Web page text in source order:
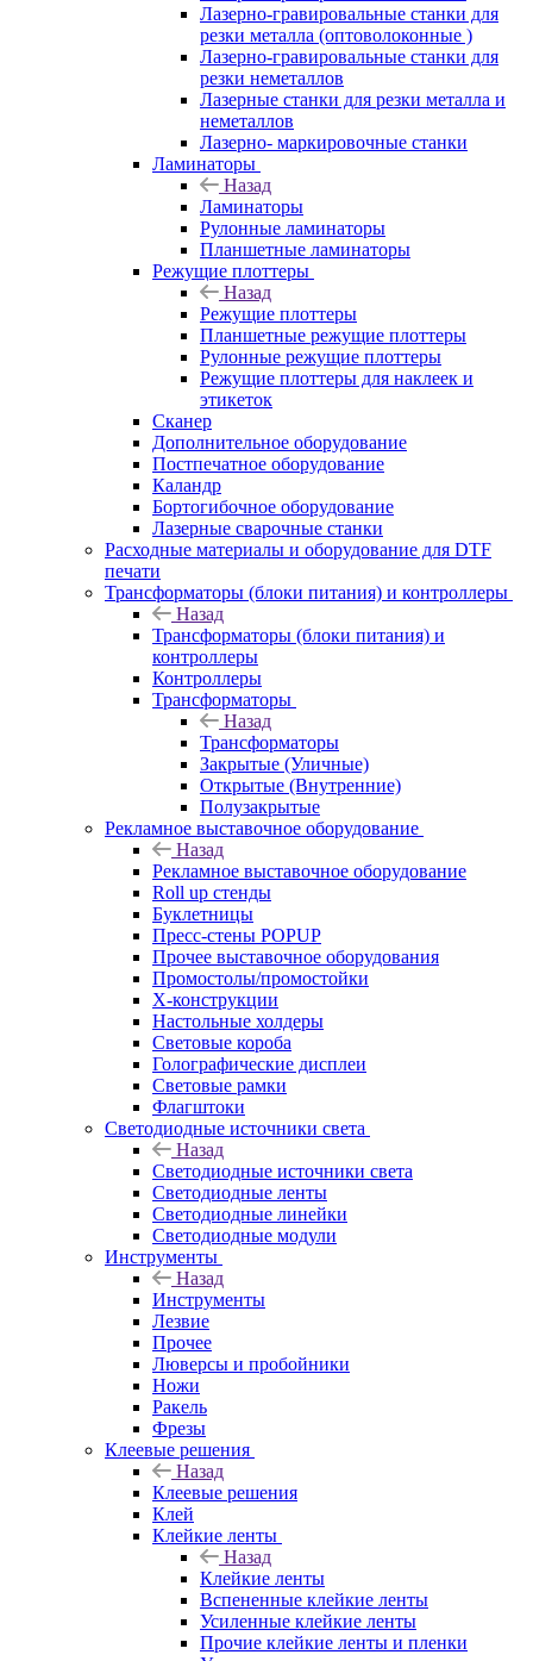
Лазерно-гравировальные станки для
резки металла (оптоволоконные )
Лазерно-гравировальные станки для
резки неметаллов
Лазерные станки для резки металла и
неметаллов
Лазерно- маркировочные станки
Ламинаторы
Назад
Ламинаторы
Рулонные ламинаторы
Планшетные ламинаторы
Режущие плоттеры
Назад
Режущие плоттеры
Планшетные режущие плоттеры
Рулонные режущие плоттеры
Режущие плоттеры для наклеек и
этикеток
Сканер
Дополнительное оборудование
Постпечатное оборудование
Каландр
Бортогибочное оборудование
Лазерные сварочные станки
Расходные материалы и оборудование для DTF
печати
Трансформаторы (блоки питания) и контроллеры
Назад
Трансформаторы (блоки питания) и
контроллеры
Контроллеры
Трансформаторы
Назад
Трансформаторы
Закрытые (Уличные)
Открытые (Внутренние)
Полузакрытые
Рекламное выставочное оборудование
Назад
Рекламное выставочное оборудование
Roll up стенды
Буклетницы
Пресс-стены POPUP
Прочее выставочное оборудования
Промостолы/промостойки
Х-конструкции
Настольные холдеры
Световые короба
Голографические дисплеи
Световые рамки
Флагштоки
Светодиодные источники света
Назад
Светодиодные источники света
Светодиодные ленты
Светодиодные линейки
Светодиодные модули
Инструменты
Назад
Инструменты
Лезвие
Прочее
Люверсы и пробойники
Ножи
Ракель
Фрезы
Клеевые решения
Назад
Клеевые решения
Клей
Клейкие ленты
Назад
Клейкие ленты
Вспененные клейкие ленты
Усиленные клейкие ленты
Прочие клейкие ленты и пленки